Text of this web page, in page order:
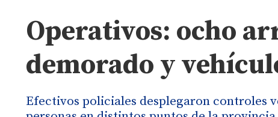
Operativos: ocho
demorado y
Efectivos policiales desplegaron controles